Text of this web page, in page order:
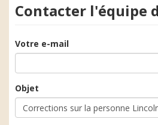
Contacter l'équipe
Votre e-mail
Objet